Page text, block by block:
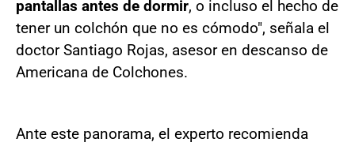
pantallas antes de dormir, o incluso el hecho de
tener un colchón que no es cómodo", señala el
doctor Santiago Rojas, asesor en descanso de
Americana de Colchones.
Ante este panorama, el experto recomienda